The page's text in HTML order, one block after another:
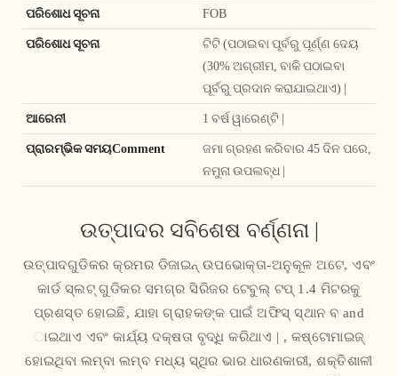
ପରିଶୋଧ ସୂଚନା FOB
ପରିଶୋଧ ସୂଚନା
ଟିଟି (ପଠାଇବା ପୂର୍ବରୁ ପୂର୍ଣ୍ଣ ଦେୟ
(30% ଅଗ୍ରୀମ, ବାକି ପଠାଇବା
ପୂର୍ବରୁ ପ୍ରଦାନ କରାଯାଇଥାଏ) |
ଆରେନୀ 1 ବର୍ଷ ୱାରେଣ୍ଟି |
ପ୍ରାରମ୍ଭିକ ସମୟComment
ଜମା ଗ୍ରହଣ କରିବାର 45 ଦିନ ପରେ,
ନମୁନା ଉପଲବ୍ଧ |
ଉତ୍ପାଦର ସବିଶେଷ ବର୍ଣ୍ଣନା |
ଉତ୍ପାଦଗୁଡିକର କ୍ରମର ଡିଜାଇନ୍ ଉପଭୋକ୍ତା-ଅନୁକୂଳ ଅଟେ, ଏବଂ
କାର୍ଡ ସ୍ଲଟ୍ ଗୁଡିକର ସମଗ୍ର ସିରିଜର ଟେବୁଲ୍ ଟପ୍ 1.4 ମିଟରକୁ
ପ୍ରଶସ୍ତ ହୋଇଛି, ଯାହା ଗ୍ରାହକଙ୍କ ପାଇଁ ଅଫିସ୍ ସ୍ଥାନ ବ and
ାଇଥାଏ ଏବଂ କାର୍ଯ୍ୟ ଦକ୍ଷତା ବୃଦ୍ଧି କରିଥାଏ | , କଷ୍ଟୋମାଇଜ୍
ହୋଇଥିବା ଲମ୍ବା ଲମ୍ବ ମଧ୍ୟ ସ୍ଥିର ଭାର ଧାରଣକାରୀ, ଶକ୍ତିଶାଳୀ